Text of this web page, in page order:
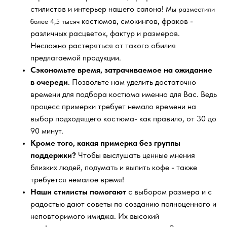
стилистов и интерьер нашего салона! Мы разместили
более 4,5 тысяч костюмов, смокингов, фраков -
различных расцветок, фактур и размеров.
Несложно растеряться от такого обилия
предлагаемой продукции.
Сэкономьте время, затрачиваемое на ожидание
в очереди. Позвольте нам уделить достаточно
времени для подбора костюма именно для Вас. Ведь
процесс примерки требует немало времени на
выбор подходящего костюма- как правило, от 30 до
90 минут.
Кроме того, какая примерка без группы
поддержки? Чтобы выслушать ценные мнения
близких людей, подумать и выпить кофе - также
требуется немалое время!
Наши стилисты помогают с выбором размера и с
радостью дают советы по созданию полноценного и
неповторимого имиджа. Их высокий